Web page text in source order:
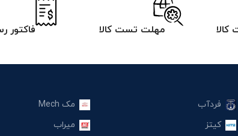
مهلت تست کالا فاکتور
فردآب
کیتز
مک Mech
میراب